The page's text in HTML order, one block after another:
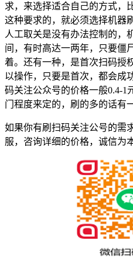
求，来选择适合自己的方式，
这种要求的，就必须选择机器
人工取关是没有办法控制的，
间，有时高达一两年，只要僵
着。还有一种，是首次扫码授
以操作，只要是首次，都会成
码关注公众号的价格一般0.4-1
门程度来定的，刷的多的话有
如果你有刷扫码关注公号的需
服，咨询详细的价格，诚信为